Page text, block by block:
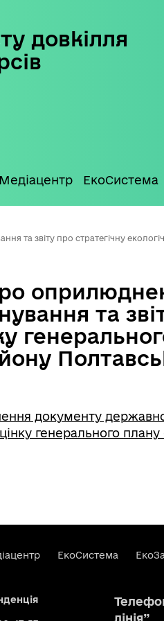
довкілля
Медіацентр ЕкоСистема
та звіту про стратегічну
та
документу
генерального
ЕкоСистема
лінія”